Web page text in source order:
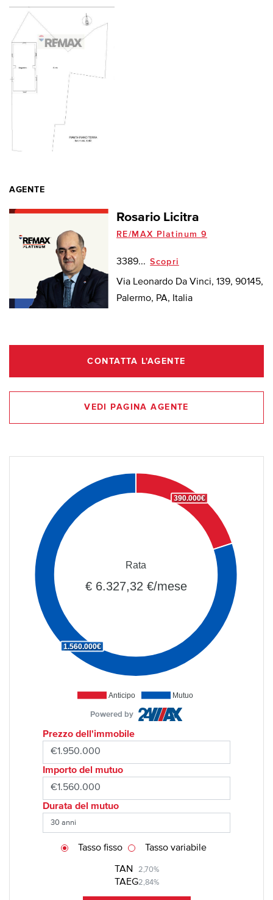
AGENTE
Rosario Licitra
RE/MAX Platinum 9
3389... Scopri
Via Leonardo Da Vinci, 139, 90145,
Palermo, PA, Italia
CONTATTA L'AGENTE
VEDI PAGINA AGENTE
Anticipo Mutuo
390.000€
1.560.000€
Rata
€ 6.327,32 €/mese
Powered by
Prezzo dell'immobile
Importo del mutuo
Durata del mutuo
TAN 2,70%
TAEG2,84%
Tasso fisso Tasso variabile